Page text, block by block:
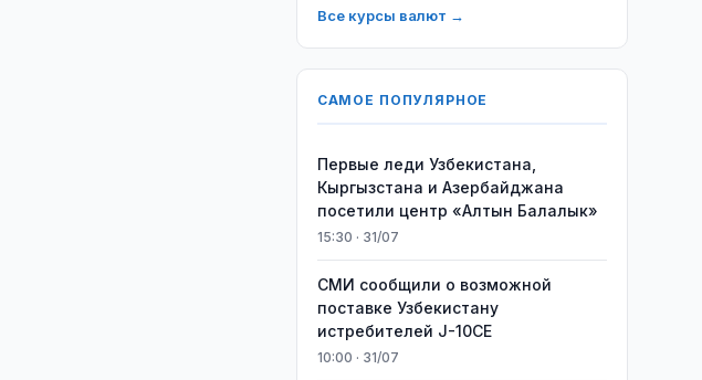
Все курсы валют →
САМОЕ ПОПУЛЯРНОЕ
Первые леди Узбекистана,
Кыргызстана и Азербайджана
посетили центр «Алтын Балалык»
15:30 · 31/07
СМИ сообщили о возможной
поставке Узбекистану
истребителей J-10CE
10:00 · 31/07